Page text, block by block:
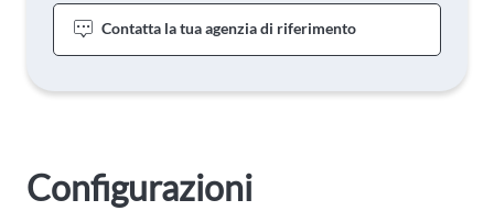
Contatta la tua agenzia di riferimento
Configurazioni